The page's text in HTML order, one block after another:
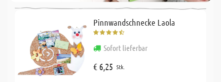
Pinnwandschnecke Laola
Sofort lieferbar
€ 6,25 Stk.